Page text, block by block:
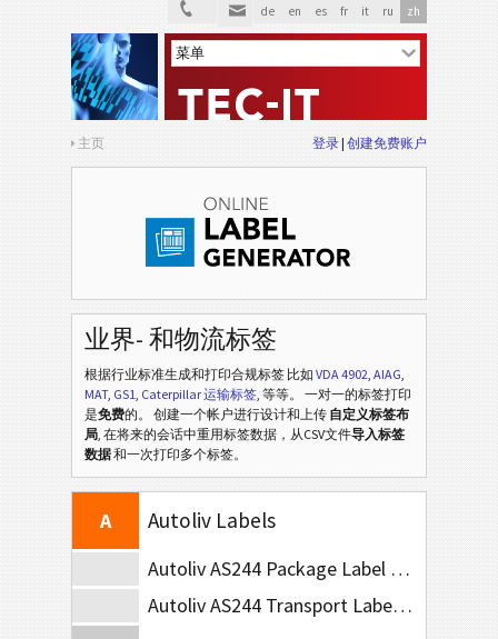
de en es fr it ru zh
主页 登录 创建免费账户
业界- 和物流标签
根据行业标准生成和打印合规标签 比如 VDA 4902, AIAG,
MAT, GS1, Caterpillar 运输标签, 等等。 一对一的标签打印
是免费的。 创建一个帐户进行设计和上传 自定义标签布
局, 在将来的会话中重用标签数据，从CSV文件导入标签
数据和一次打印多个标签。
VDA 4902
VDA VDA 4994
F Ford GTL
AIAG AIAG 标签
A Autoliv Labels
Autoliv AS244 Package Label (210x102)
Autoliv AS244 Transport Label (A5)